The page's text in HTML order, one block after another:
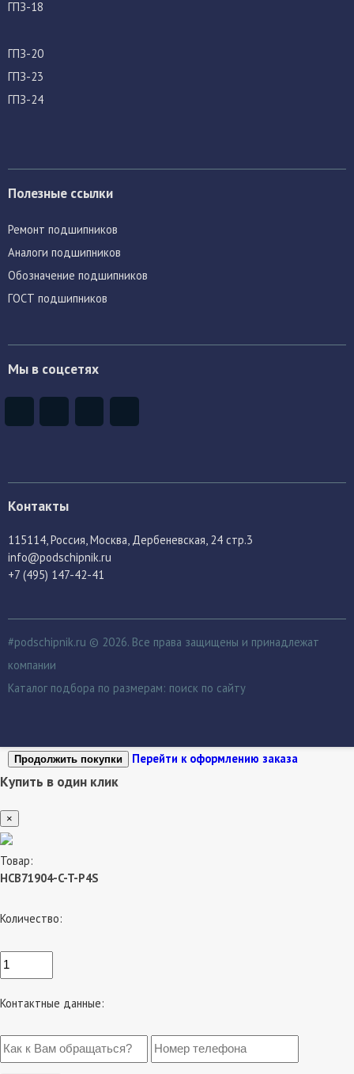
ГПЗ-18
ГПЗ-20
ГПЗ-23
ГПЗ-24
Полезные ссылки
Ремонт подшипников
Аналоги подшипников
Обозначение подшипников
ГОСТ подшипников
Мы в соцсетях
Контакты
115114 , Россия, Москва, Дербеневская, 24 стр.3
info@podschipnik.ru
+7 (495) 147-42-41
#podschipnik.ru © 2026. Все права защищены и принадлежат
компании
Каталог подбора по размерам: поиск по сайту
Продолжить покупки Перейти к оформлению заказа
Купить в один клик
×
Товар:
HCB71904-C-T-P4S
Количество:
Контактные данные: